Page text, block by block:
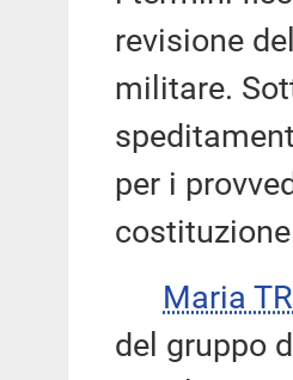
revisione
militare.
per i
Maria
del gruppo